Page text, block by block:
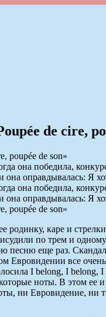
de cire,
она победила,
оправдывалась: Я
она победила,
оправдывалась: Я
родинку, каре и
по трем и
песню еще раз.
Евровидении все
I belong, I belong,
ноты. В этом ее
ни Евровидение, ни